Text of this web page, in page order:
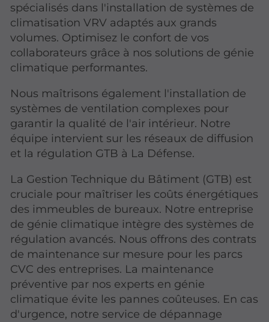
spécialisés dans l'installation de systèmes de
climatisation VRV adaptés aux grands
volumes. Optimisez le confort de vos
collaborateurs grâce à nos solutions de génie
climatique performantes.
Nous maîtrisons également l'installation de
systèmes de ventilation complexes pour
garantir la qualité de l'air intérieur. Notre
équipe intervient sur les réseaux de diffusion
et la régulation GTB à La Défense.
La Gestion Technique du Bâtiment (GTB) est
cruciale pour maîtriser les coûts énergétiques
des immeubles de bureaux. Notre entreprise
de génie climatique intègre des systèmes de
régulation avancés. Nous offrons des contrats
de maintenance sur mesure pour les parcs
CVC des entreprises. La maintenance
préventive par nos experts en génie
climatique évite les pannes coûteuses. En cas
d'urgence, notre service de dépannage